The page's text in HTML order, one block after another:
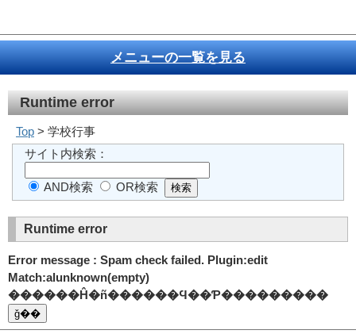
メニューの一覧を見る
Runtime error
Top > 学校行事
サイト内検索：
AND検索 OR検索
Runtime error
Error message : Spam check failed. Plugin:edit
Match:alunknown(empty)
������Ĥ�ñ������Ϥ��Ƥ���������